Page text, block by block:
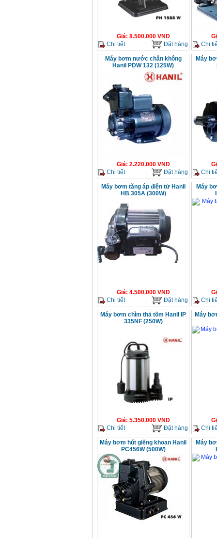
Giá: 8.500.000VND
Chi tiết
Đặt hàng
Chi
Máy bơm nước chân không
Hanil PDW 132 (125W)
Giá: 2.220.000VND
Chi tiết
Đặt hàng
Máy
Chi
Máy bơm tăng áp điện tử Hanil
HB 305A (300W)
Giá: 4.500.000VND
Chi tiết
Đặt hàng
Máy
Chi
Máy bơm chìm thả tõm Hanil IP
335NF (250W)
Giá: 5.350.000VND
Chi tiết
Đặt hàng
Máy
Chi
Máy bơm hút giếng khoan Hanil
PC456W (500W)
Máy